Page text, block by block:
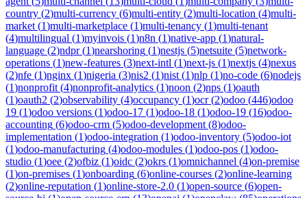
country (2)multi-currency (6)multi-entity (2)multi-location (4)multi-
market (1)multi-marketplace (1)multi-tenancy (1)multi-tenant
(4)multilingual (1)myinvois (1)n8n (1)native-app (1)natural-
language (2)ndpr(1)nearshoring (1)nestjs (5)netsuite (5)network-
operations (1)new-features (3)next-intl (1)next-js (1)nextjs (4)nexus
(2)nfe (1)nginx (1)nigeria (3)nis2 (1)nist (1)nlp (1)no-code (6)nodejs
(1)nonprofit (4)nonprofit-analytics (1)noon (2)nps (1)oauth
(1)oauth2 (2)observability (4)occupancy (1)ocr(2)odoo (446)odoo
19 (1)odoo versions (1)odoo-17 (1)odoo-18 (1)odoo-19 (16)odoo-
accounting (6)odoo-crm (5)odoo-development (8)odoo-
implementation (1)odoo-integration (1)odoo-inventory (5)odoo-iot
(1)odoo-manufacturing (4)odoo-modules (1)odoo-pos (1)odoo-
studio (1)oee (2)ofbiz (1)oidc (2)okrs (1)omnichannel (4)on-premise
(1)on-premises (1)onboarding (6)online-courses (2)online-learning
(2)online-reputation (1)online-store-2.0 (1)open-source (6)open-